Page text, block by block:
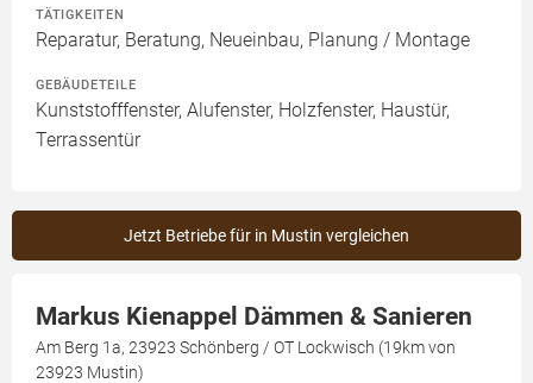
TÄTIGKEITEN
Reparatur, Beratung, Neueinbau, Planung / Montage
GEBÄUDETEILE
Kunststofffenster, Alufenster, Holzfenster, Haustür,
Terrassentür
Jetzt Betriebe für in Mustin vergleichen
Markus Kienappel Dämmen & Sanieren
Am Berg 1a, 23923 Schönberg / OT Lockwisch (19km von
23923 Mustin)